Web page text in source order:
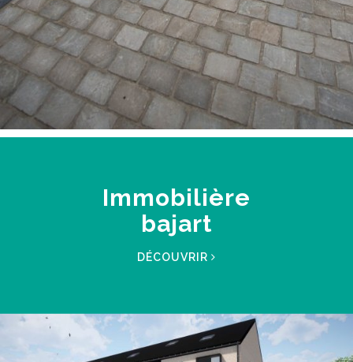
Immobilière
bajart
DÉCOUVRIR